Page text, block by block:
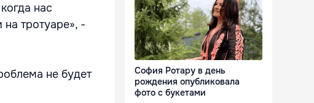
нас
тротуаре», -
не будет
София Ротару в день
рождения опубликовала
фото с букетами